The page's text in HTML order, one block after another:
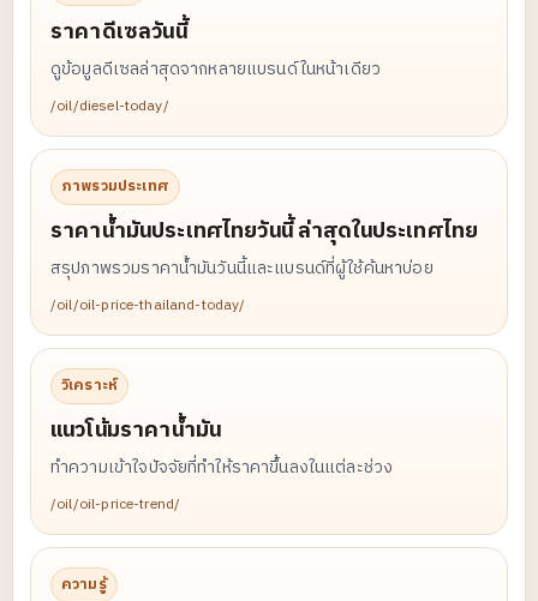
ราคาดีเซลวันนี้
ดูข้อมูลดีเซลล่าสุดจากหลายแบรนด์ในหน้าเดียว
/oil/diesel-today/
ภาพรวมประเทศ
ราคาน้ำมันประเทศไทยวันนี้ ล่าสุดในประเทศไทย
สรุปภาพรวมราคาน้ำมันวันนี้และแบรนด์ที่ผู้ใช้ค้นหาบ่อย
/oil/oil-price-thailand-today/
วิเคราะห์
แนวโน้มราคาน้ำมัน
ทำความเข้าใจปัจจัยที่ทำให้ราคาขึ้นลงในแต่ละช่วง
/oil/oil-price-trend/
ความรู้